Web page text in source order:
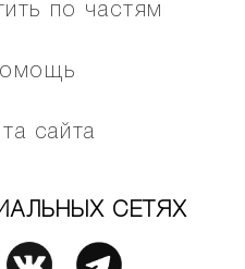
по частям
сайта
СЕТЯХ